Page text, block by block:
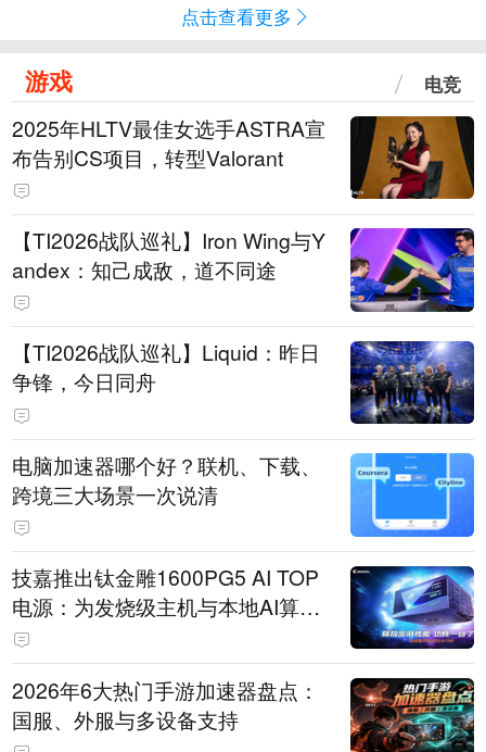
点击查看更多
游戏 电竞
2025年HLTV最佳女选手ASTRA宣
布告别CS项目，转型Valorant
【TI2026战队巡礼】Iron Wing与Y
andex：知己成敌，道不同途
【TI2026战队巡礼】Liquid：昨日
争锋，今日同舟
电脑加速器哪个好？联机、下载、
跨境三大场景一次说清
技嘉推出钛金雕1600PG5 AI TOP
电源：为发烧级主机与本地AI算力
打造旗舰供电方案
2026年6大热门手游加速器盘点：
国服、外服与多设备支持